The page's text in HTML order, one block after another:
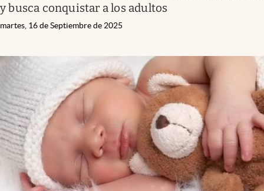
y busca conquistar a los adultos
martes, 16 de Septiembre de 2025